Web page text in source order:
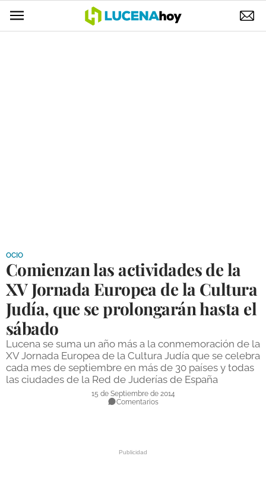
DEPORTES
COMPETICIONES
DEPORTE BASE
OPINIÓN
VENTANA CIUDADANA
OCIO
Comienzan las actividades de la
XV Jornada Europea de la Cultura
Judía, que se prolongarán hasta el
sábado
Lucena se suma un año más a la conmemoración de la
XV Jornada Europea de la Cultura Judía que se celebra
cada mes de septiembre en más de 30 países y todas
las ciudades de la Red de Juderías de España
15 de Septiembre de 2014
Comentarios